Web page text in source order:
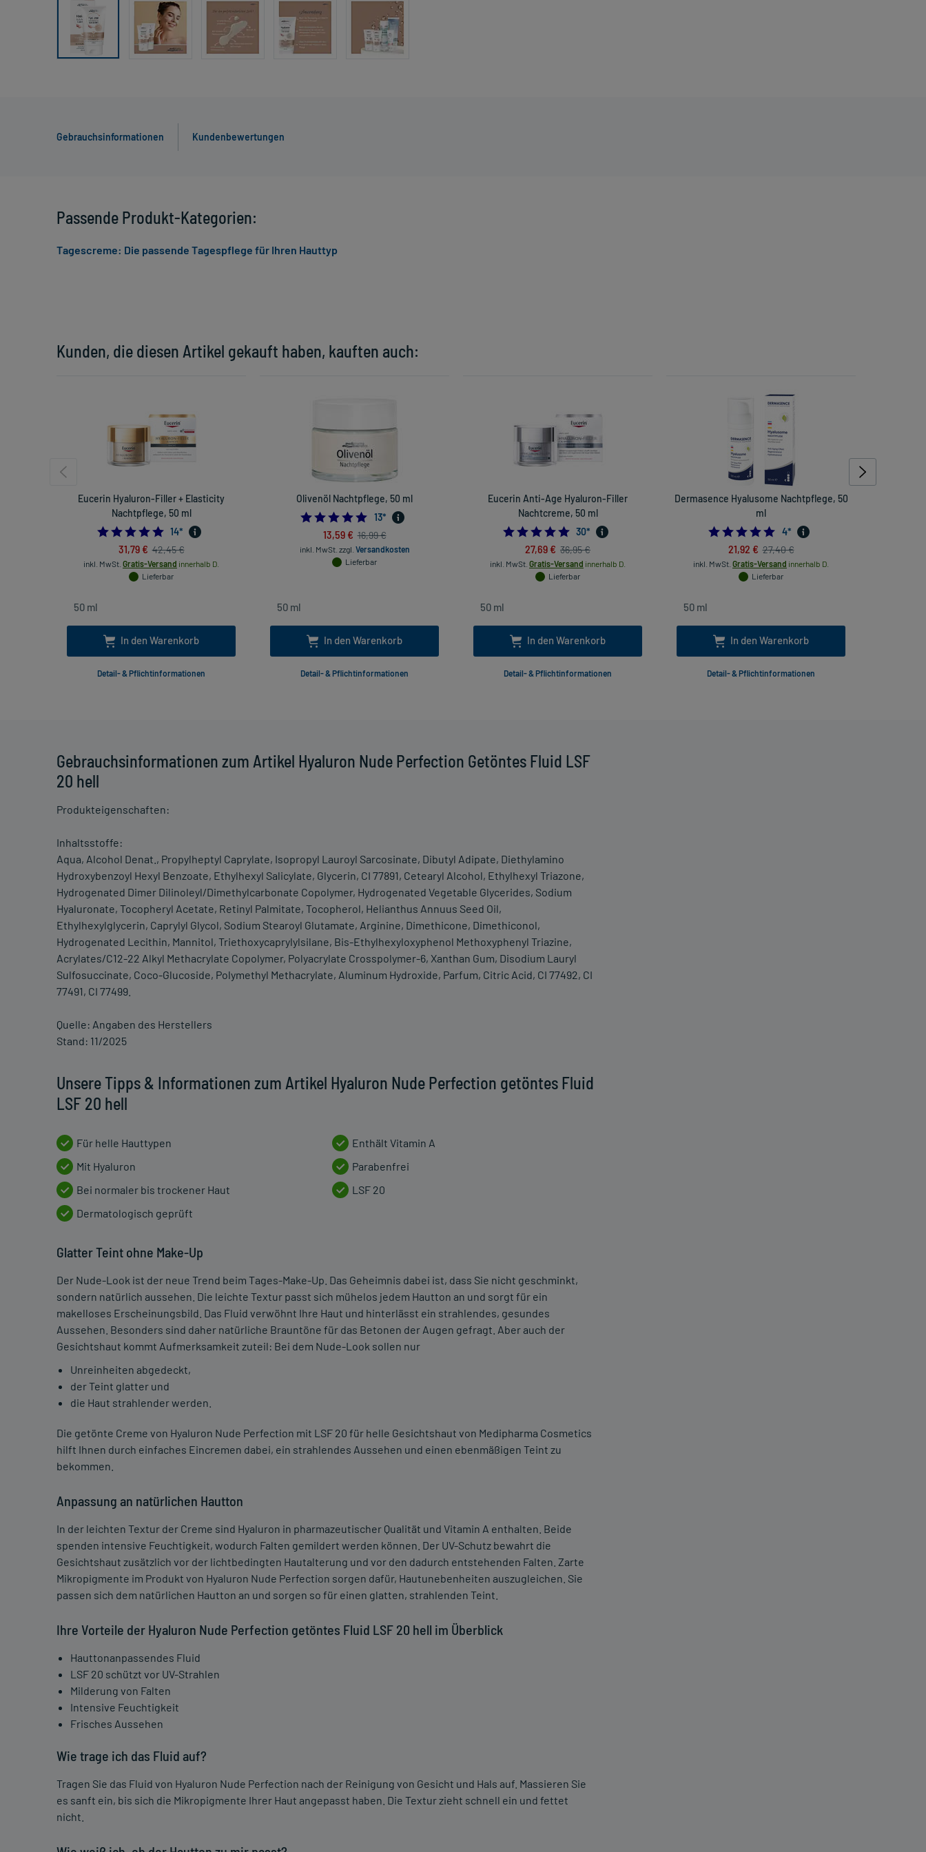
Gebrauchsinformationen Kundenbewertungen
Gebrauchsinformationen zum Artikel Hyaluron Nude Perfection Getöntes Fluid LSF
20 hell
Produkteigenschaften:
Inhaltsstoffe:
Aqua, Alcohol Denat., Propylheptyl Caprylate, Isopropyl Lauroyl Sarcosinate, Dibutyl Adipate, Diethylamino
Hydroxybenzoyl Hexyl Benzoate, Ethylhexyl Salicylate, Glycerin, CI 77891, Cetearyl Alcohol, Ethylhexyl Triazone,
Hydrogenated Dimer Dilinoleyl/Dimethylcarbonate Copolymer, Hydrogenated Vegetable Glycerides, Sodium
Hyaluronate, Tocopheryl Acetate, Retinyl Palmitate, Tocopherol, Helianthus Annuus Seed Oil,
Ethylhexylglycerin, Caprylyl Glycol, Sodium Stearoyl Glutamate, Arginine, Dimethicone, Dimethiconol,
Hydrogenated Lecithin, Mannitol, Triethoxycaprylylsilane, Bis-Ethylhexyloxyphenol Methoxyphenyl Triazine,
Acrylates/C12-22 Alkyl Methacrylate Copolymer, Polyacrylate Crosspolymer-6, Xanthan Gum, Disodium Lauryl
Sulfosuccinate, Coco-Glucoside, Polymethyl Methacrylate, Aluminum Hydroxide, Parfum, Citric Acid, CI 77492, CI
77491, CI 77499.
Quelle: Angaben des Herstellers
Stand: 11/2025
Unsere Tipps & Informationen zum Artikel Hyaluron Nude Perfection getöntes Fluid
LSF 20 hell
Für helle Hauttypen
Mit Hyaluron
Bei normaler bis trockener Haut
Dermatologisch geprüft
Enthält Vitamin A
Parabenfrei
LSF 20
Glatter Teint ohne Make-Up
Der Nude-Look ist der neue Trend beim Tages-Make-Up. Das Geheimnis dabei ist, dass Sie nicht geschminkt,
sondern natürlich aussehen. Die leichte Textur passt sich mühelos jedem Hautton an und sorgt für ein
makelloses Erscheinungsbild. Das Fluid verwöhnt Ihre Haut und hinterlässt ein strahlendes, gesundes
Aussehen. Besonders sind daher natürliche Brauntöne für das Betonen der Augen gefragt. Aber auch der
Gesichtshaut kommt Aufmerksamkeit zuteil: Bei dem Nude-Look sollen nur
Unreinheiten abgedeckt,
der Teint glatter und
die Haut strahlender werden.
Die getönte Creme von Hyaluron Nude Perfection mit LSF 20 für helle Gesichtshaut von Medipharma Cosmetics
hilft Ihnen durch einfaches Eincremen dabei, ein strahlendes Aussehen und einen ebenmäßigen Teint zu
bekommen.
Anpassung an natürlichen Hautton
In der leichten Textur der Creme sind Hyaluron in pharmazeutischer Qualität und Vitamin A enthalten. Beide
spenden intensive Feuchtigkeit, wodurch Falten gemildert werden können. Der UV-Schutz bewahrt die
Gesichtshaut zusätzlich vor der lichtbedingten Hautalterung und vor den dadurch entstehenden Falten. Zarte
Mikropigmente im Produkt von Hyaluron Nude Perfection sorgen dafür, Hautunebenheiten auszugleichen. Sie
passen sich dem natürlichen Hautton an und sorgen so für einen glatten, strahlenden Teint.
Ihre Vorteile der Hyaluron Nude Perfection getöntes Fluid LSF 20 hell im Überblick
Hauttonanpassendes Fluid
LSF 20 schützt vor UV-Strahlen
Milderung von Falten
Intensive Feuchtigkeit
Frisches Aussehen
Wie trage ich das Fluid auf?
Tragen Sie das Fluid von Hyaluron Nude Perfection nach der Reinigung von Gesicht und Hals auf. Massieren Sie
es sanft ein, bis sich die Mikropigmente Ihrer Haut angepasst haben. Die Textur zieht schnell ein und fettet
nicht.
Kunden, die diesen Artikel gekauft haben, kauften auch:
Eucerin Hyaluron-Filler + Elasticity
Nachtpflege, 50 ml
4.857142857142857
14*
31,79 € 42,45 €
inkl. MwSt. Gratis-Versand innerhalb D.
Lieferbar
In den Warenkorb
Detail- & Pflichtinformationen
Olivenöl Nachtpflege, 50 ml
5.0
13*
13,59 € 16,99 €
inkl. MwSt. zzgl. Versandkosten
Lieferbar
In den Warenkorb
Detail- & Pflichtinformationen
Eucerin Anti-Age Hyaluron-Filler
Nachtcreme, 50 ml
4.733333333333333
30*
27,69 € 36,95 €
inkl. MwSt. Gratis-Versand innerhalb D.
Lieferbar
In den Warenkorb
Detail- & Pflichtinformationen
Dermasence Hyalusome Nachtpflege, 50
ml
4.75
4*
21,92 € 27,40 €
inkl. MwSt. Gratis-Versand innerhalb D.
Lieferbar
In den Warenkorb
Detail- & Pflichtinformationen
Passende Produkt-Kategorien:
Tagescreme: Die passende Tagespflege für Ihren Hauttyp